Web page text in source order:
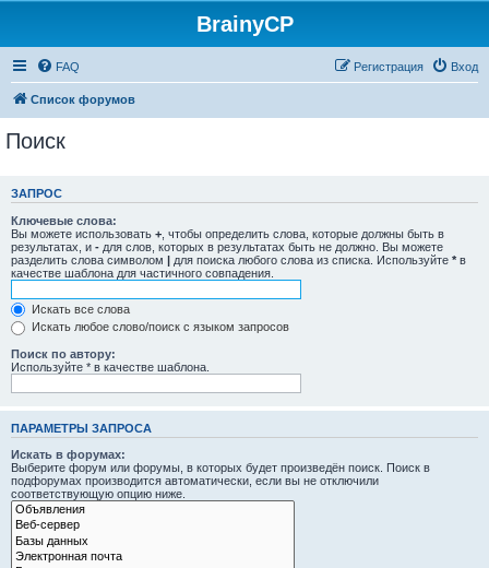
BrainyCP
FAQ Вход
Регистрация
Список форумов
Поиск
ЗАПРОС
Ключевые слова:
Вы можете использовать + , чтобы определить слова, которые должны быть в
результатах, и - для слов, которых в результатах быть не должно. Вы можете
разделить слова символом | для поиска любого слова из списка. Используйте * в
качестве шаблона для частичного совпадения.
Искать все слова
Искать любое слово/поиск с языком запросов
Поиск по автору:
Используйте * в качестве шаблона.
ПАРАМЕТРЫ ЗАПРОСА
Искать в форумах:
Выберите форум или форумы, в которых будет произведён поиск. Поиск в
подфорумах производится автоматически, если вы не отключили
соответствующую опцию ниже.